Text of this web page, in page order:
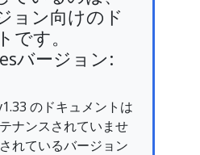
ョン向けのド
です。
バージョン:
のドキュメントは
ナンスされていませ
れているバージョン